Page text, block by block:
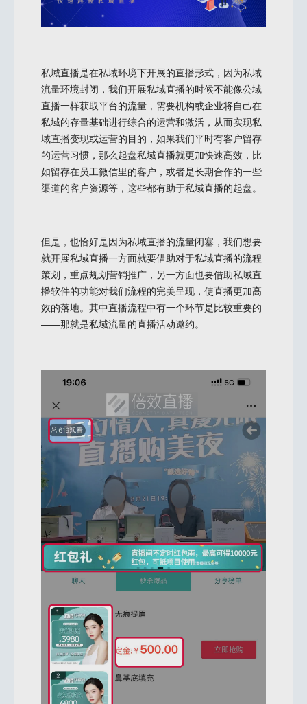
私域直播是在私域环境下开展的直播形式，因为私域
流量环境封闭，我们开展私域直播的时候不能像公域
直播一样获取平台的流量，需要机构或企业将自己在
私域的存量基础进行综合的运营和激活，从而实现私
域直播变现或运营的目的，如果我们平时有客户留存
的运营习惯，那么起盘私域直播就更加快速高效，比
如留存在员工微信里的客户，或者是长期合作的一些
渠道的客户资源等，这些都有助于私域直播的起盘。
但是，也恰好是因为私域直播的流量闭塞，我们想要
就开展私域直播一方面就要借助对于私域直播的流程
策划，重点规划营销推广，另一方面也要借助私域直
播软件的功能对我们流程的完美呈现，使直播更加高
效的落地。其中直播流程中有一个环节是比较重要的
——那就是私域流量的直播活动邀约。